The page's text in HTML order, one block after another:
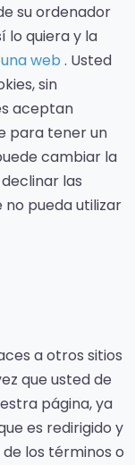
su ordenador
lo quiera y la
web . Usted
sin
aceptan
para tener un
cambiar la
las
no pueda utilizar
a otros sitios
que usted de
página, ya
es redirigido y
los términos o